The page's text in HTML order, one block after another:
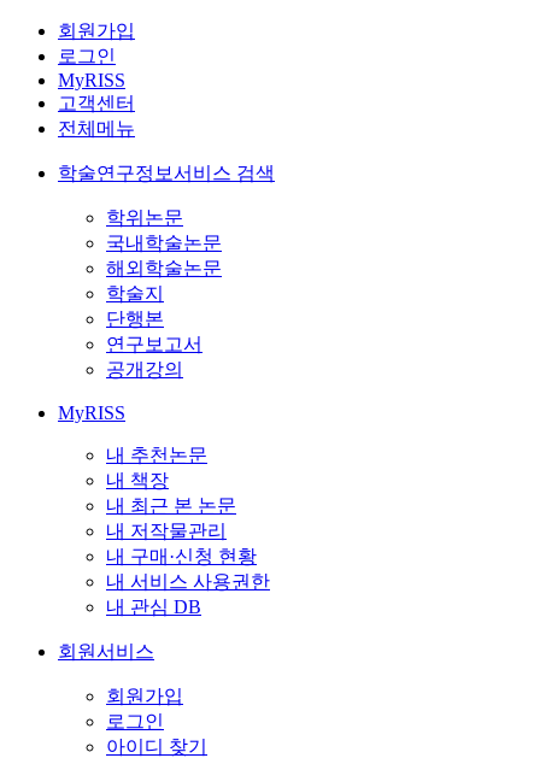
회원가입
로그인
MyRISS
고객센터
전체메뉴
학술연구정보서비스 검색
학위논문
국내학술논문
해외학술논문
학술지
단행본
연구보고서
공개강의
MyRISS
내 추천논문
내 책장
내 최근 본 논문
내 저작물관리
내 구매·신청 현황
내 서비스 사용권한
내 관심 DB
회원서비스
회원가입
로그인
아이디 찾기